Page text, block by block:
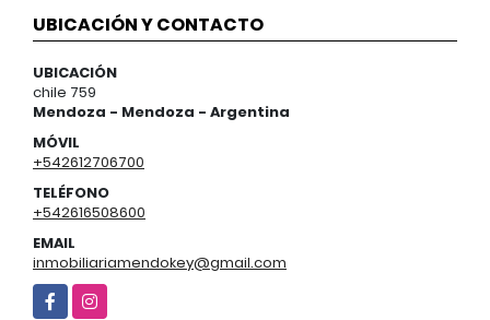
UBICACIÓN Y CONTACTO
UBICACIÓN
chile 759
Mendoza - Mendoza - Argentina
MÓVIL
+542612706700
TELÉFONO
+542616508600
EMAIL
inmobiliariamendokey@gmail.com
FacebookInstagram